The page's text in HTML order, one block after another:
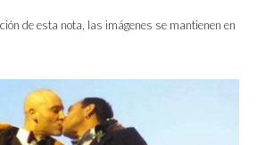
de esta nota, las imágenes se mantienen en